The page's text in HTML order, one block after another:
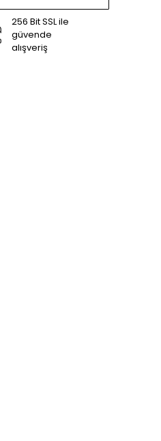
256 Bit SSL ile
güvende
alışveriş